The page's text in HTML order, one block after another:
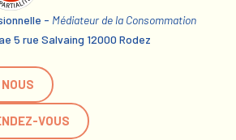
- Médiateur de la Consommation
5 rue Salvaing 12000 Rodez
VOUS